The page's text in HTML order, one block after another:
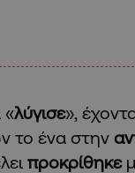
«λύγισε»,
το ένα στην
προκρίθηκε